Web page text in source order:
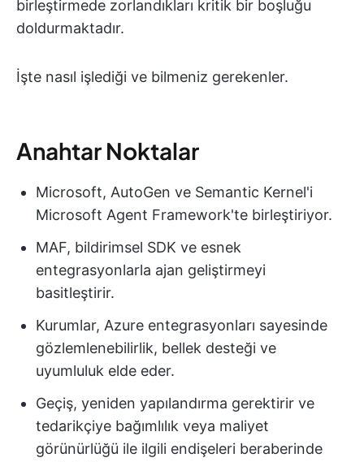
birleştirmede zorlandıkları kritik bir boşluğu
doldurmaktadır.
İşte nasıl işlediği ve bilmeniz gerekenler.
Anahtar Noktalar
Microsoft, AutoGen ve Semantic Kernel'i
Microsoft Agent Framework'te birleştiriyor.
MAF, bildirimsel SDK ve esnek
entegrasyonlarla ajan geliştirmeyi
basitleştirir.
Kurumlar, Azure entegrasyonları sayesinde
gözlemlenebilirlik, bellek desteği ve
uyumluluk elde eder.
Geçiş, yeniden yapılandırma gerektirir ve
tedarikçiye bağımlılık veya maliyet
görünürlüğü ile ilgili endişeleri beraberinde